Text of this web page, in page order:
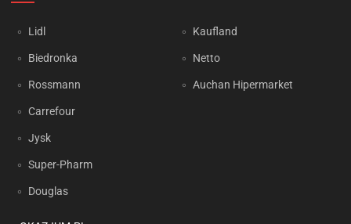
Lidl
Biedronka
Rossmann
Carrefour
Jysk
Super-Pharm
Douglas
Kaufland
Netto
Auchan Hipermarket